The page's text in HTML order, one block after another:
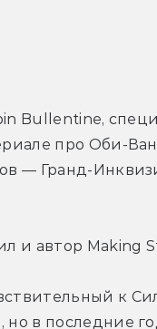
Bullentine,
про Оби-
— Гранд-
и автор Making
к
в последние